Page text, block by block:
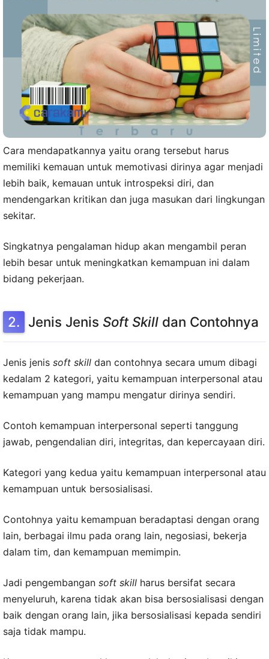
Cara mendapatkannya yaitu orang tersebut harus
memiliki kemauan untuk memotivasi dirinya agar menjadi
lebih baik, kemauan untuk introspeksi diri, dan
mendengarkan kritikan dan juga masukan dari lingkungan
sekitar.
Singkatnya pengalaman hidup akan mengambil peran
lebih besar untuk meningkatkan kemampuan ini dalam
bidang pekerjaan.
Jenis Jenis Soft Skill dan Contohnya
Jenis jenis soft skill dan contohnya secara umum dibagi
kedalam 2 kategori, yaitu kemampuan interpersonal atau
kemampuan yang mampu mengatur dirinya sendiri.
Contoh kemampuan interpersonal seperti tanggung
jawab, pengendalian diri, integritas, dan kepercayaan diri.
Kategori yang kedua yaitu kemampuan interpersonal atau
kemampuan untuk bersosialisasi.
Contohnya yaitu kemampuan beradaptasi dengan orang
lain, berbagai ilmu pada orang lain, negosiasi, bekerja
dalam tim, dan kemampuan memimpin.
Jadi pengembangan soft skill harus bersifat secara
menyeluruh, karena tidak akan bisa bersosialisasi dengan
baik dengan orang lain, jika bersosialisasi kepada sendiri
saja tidak mampu.